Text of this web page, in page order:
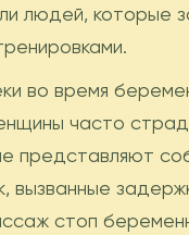
людей, которые
во время
часто
представляют
вызванные
стоп